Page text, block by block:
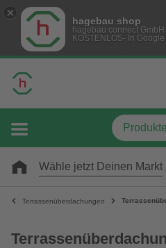
hagebau shop
hagebau connect GmbH
KOSTENLOS- In
Wähle jetzt Deinen Markt
Terrassenüberdachungen